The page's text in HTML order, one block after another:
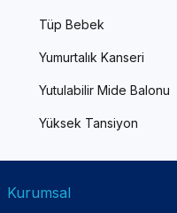
Tüp Bebek
Yumurtalık Kanseri
Yutulabilir Mide Balonu
Yüksek Tansiyon
Kurumsal